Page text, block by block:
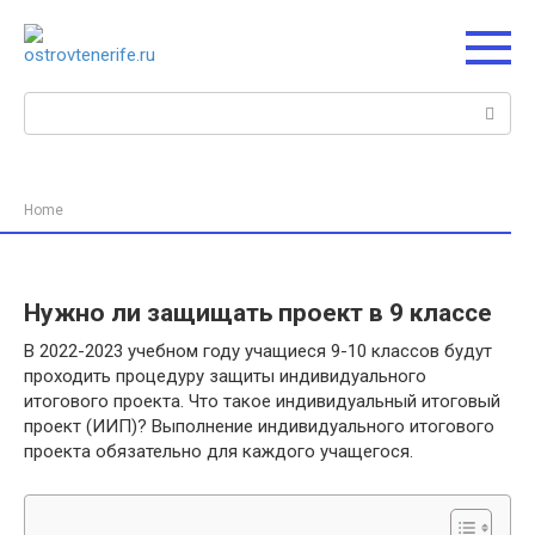
контенту
Поиск:
Home
Нужно ли защищать проект в 9 классе
В 2022-2023 учебном году учащиеся 9-10 классов будут
проходить процедуру защиты индивидуального
итогового проекта. Что такое индивидуальный итоговый
проект (ИИП)? Выполнение индивидуального итогового
проекта обязательно для каждого учащегося.